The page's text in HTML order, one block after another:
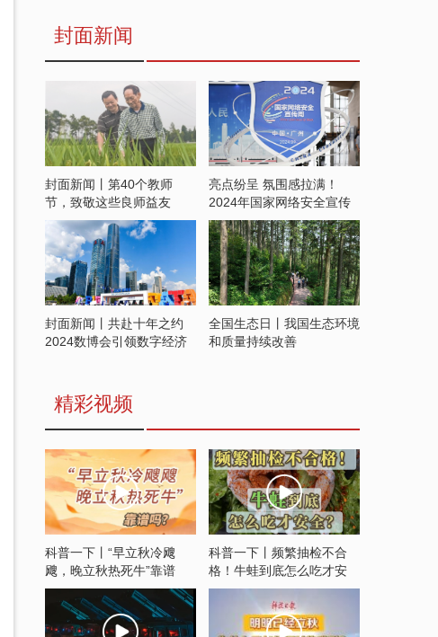
封面新闻
封面新闻丨第40个教师
节，致敬这些良师益友
亮点纷呈 氛围感拉满！
2024年国家网络安全宣传
周开启
封面新闻丨共赴十年之约
2024数博会引领数字经济
全国生态日丨我国生态环境
和质量持续改善
精彩视频
科普一下丨“早立秋冷飕
飕，晚立秋热死牛”靠谱
吗？
科普一下丨频繁抽检不合
格！牛蛙到底怎么吃才安
全？